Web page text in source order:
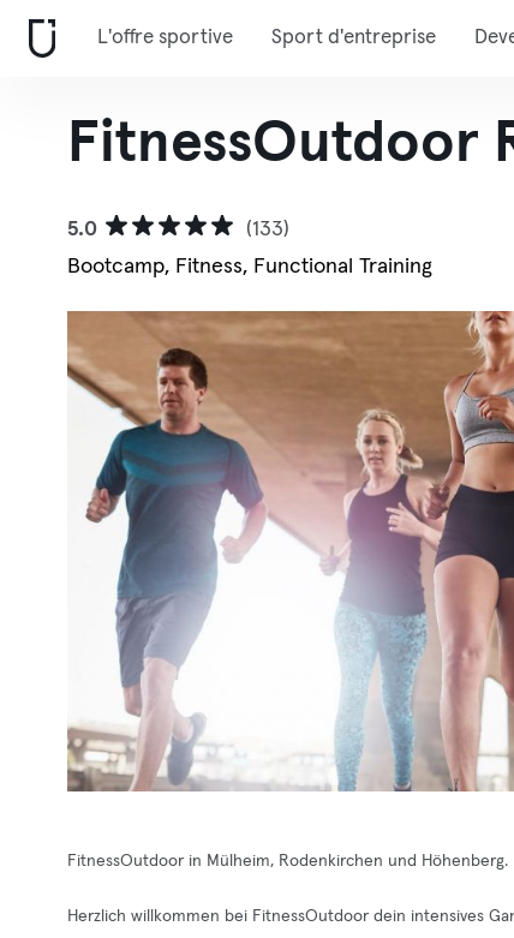
L'offre sportive Sport d'entreprise
FitnessOutdoor
5.0
(133)
Bootcamp, Fitness, Functional Training
FitnessOutdoor in Mülheim, Rodenkirchen und Höhenberg.
Herzlich willkommen bei FitnessOutdoor dein intensives